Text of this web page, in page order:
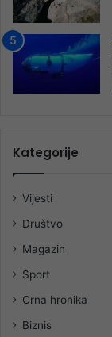
Kategorije
Vijesti
Društvo
Magazin
Sport
Crna hronika
Biznis